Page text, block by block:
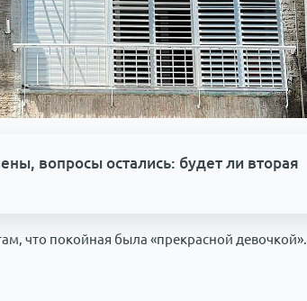
вопросы остались: будет ли вторая
что покойная была «прекрасной девочкой».